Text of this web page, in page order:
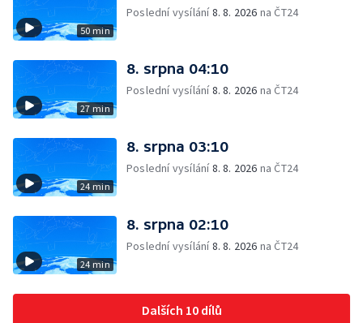
50 min
Poslední vysílání8. 8. 2026 na ČT24
27 min
8. srpna 04:10
Poslední vysílání8. 8. 2026 na ČT24
24 min
8. srpna 03:10
Poslední vysílání8. 8. 2026 na ČT24
24 min
8. srpna 02:10
Poslední vysílání8. 8. 2026 na ČT24
Dalších 10 dílů